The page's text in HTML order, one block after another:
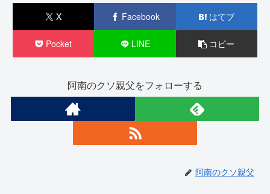
X Facebook はてブ
Pocket LINE コピー
阿南のクソ親父をフォローする
阿南のクソ親父